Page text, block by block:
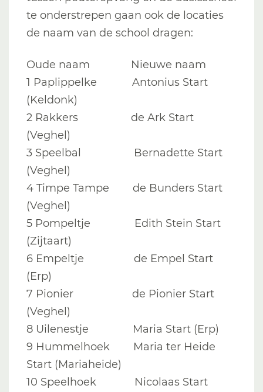
te onderstrepen gaan ook de locaties
de naam van de school dragen:
Oude naam Nieuwe naam
1 Paplippelke Antonius Start
(Keldonk)
2 Rakkers de Ark Start
(Veghel)
3 Speelbal Bernadette Start
(Veghel)
4 Timpe Tampe de Bunders Start
(Veghel)
5 Pompeltje Edith Stein Start
(Zijtaart)
6 Empeltje de Empel Start
(Erp)
7 Pionier de Pionier Start
(Veghel)
8 Uilenestje Maria Start (Erp)
9 Hummelhoek Maria ter Heide
Start (Mariaheide)
10 Speelhoek Nicolaas Start